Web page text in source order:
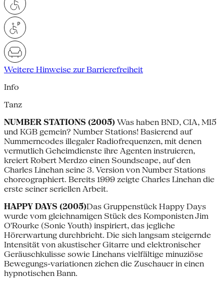
Weitere Hinweise zur Barrierefreiheit
Info
Tanz
NUMBER STATIONS (2005) Was haben BND, CIA, MI5
und KGB gemein? Number Stations! Basierend auf
Nummerncodes illegaler Radiofrequenzen, mit denen
vermutlich Geheimdienste ihre Agenten instruieren,
kreiert Robert Merdzo einen Soundscape, auf den
Charles Linehan seine 3. Version von Number Stations
choreographiert. Bereits 1999 zeigte Charles Linehan die
erste seiner seriellen Arbeit.
HAPPY DAYS (2005)Das Gruppenstück Happy Days
wurde vom gleichnamigen Stück des Komponisten Jim
O'Rourke (Sonic Youth) inspiriert, das jegliche
Hörerwartung durchbricht. Die sich langsam steigernde
Intensität von akustischer Gitarre und elektronischer
Geräuschkulisse sowie Linehans vielfältige minuziöse
Bewegungs-variationen ziehen die Zuschauer in einen
hypnotischen Bann.